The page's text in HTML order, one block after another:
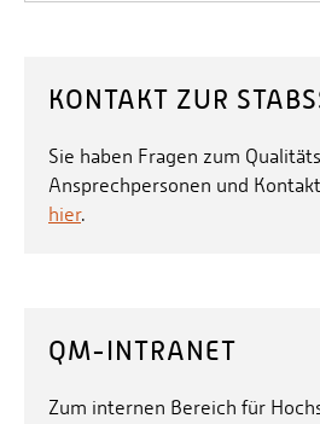
KONTAKT ZUR
Sie haben Fragen zum
Ansprechpersonen und
hier.
QM-INTRANET
Zum internen Bereich für